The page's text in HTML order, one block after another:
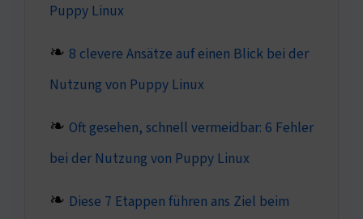
Puppy Linux
8 clevere Ansätze auf einen Blick bei der
Nutzung von Puppy Linux
Oft gesehen, schnell vermeidbar: 6 Fehler
bei der Nutzung von Puppy Linux
Diese 7 Etappen führen ans Ziel beim